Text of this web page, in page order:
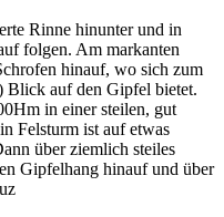
Rinne hinunter und in
folgen. Am markanten
hinauf, wo sich zum
Blick auf den Gipfel bietet.
in einer steilen, gut
Felsturm ist auf etwas
über ziemlich steiles
Gipfelhang hinauf und über